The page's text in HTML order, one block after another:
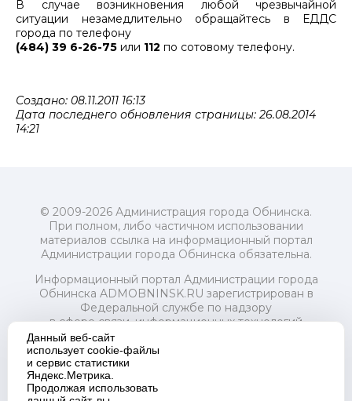
В случае возникновения любой чрезвычайной
ситуации незамедлительно обращайтесь в ЕДДС
города по телефону
(484) 39 6-26-75 или 112 по сотовому телефону.
Создано: 08.11.2011 16:13
Дата последнего обновления страницы: 26.08.2014
14:21
© 2009-2026 Администрация города Обнинска.
При полном, либо частичном использовании
материалов ссылка на информационный портал
Администрации города Обнинска обязательна.
Информационный портал Администрации города
Обнинска ADMOBNINSK.RU зарегистрирован в
Федеральной службе по надзору
в сфере связи, информационных технологий
и массовых коммуникаций (Роскомнадзор) 24 июля
2018 года.
Свидетельство о регистрации Эл № ФС77-73321
Учредитель: Администрация (исполнительно-
Данный веб-сайт
использует cookie-файлы
и сервис статистики
Яндекс.Метрика.
Продолжая использовать